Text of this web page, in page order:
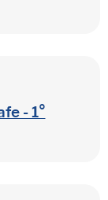
- 1°